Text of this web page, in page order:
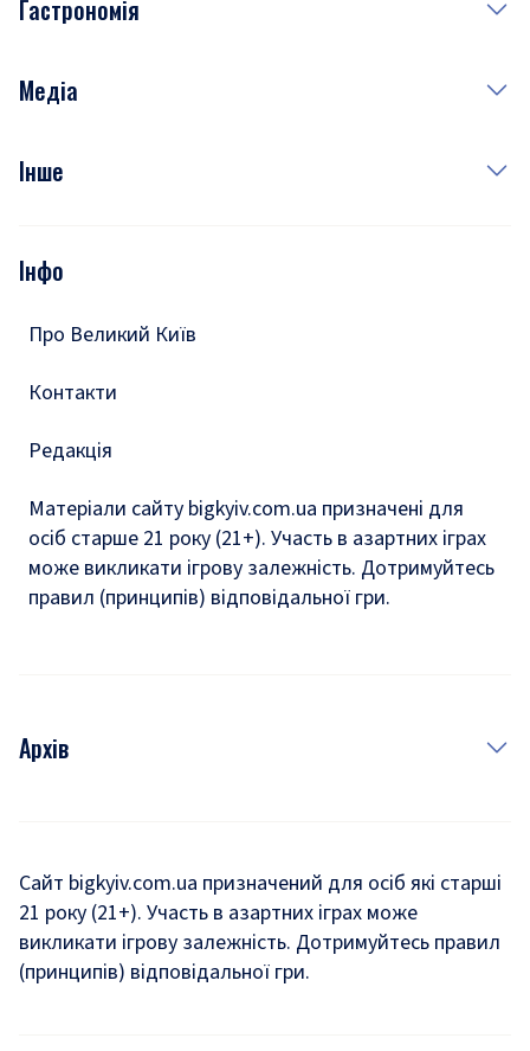
Субота
Краса
Гастрономія
Рецепти
Медіа
Фото
Подкасти
Інше
Тести
Інфо
Про Великий Київ
Контакти
Редакція
Матеріали сайту bigkyiv.com.ua призначені для
осіб старше 21 року (21+). Участь в азартних іграх
може викликати ігрову залежність. Дотримуйтесь
правил (принципів) відповідальної гри.
Архів
Комуналка
Хроніки війни
Сайт bigkyiv.com.ua призначений для осіб які старші
21 року (21+). Участь в азартних іграх може
викликати ігрову залежність. Дотримуйтесь правил
(принципів) відповідальної гри.